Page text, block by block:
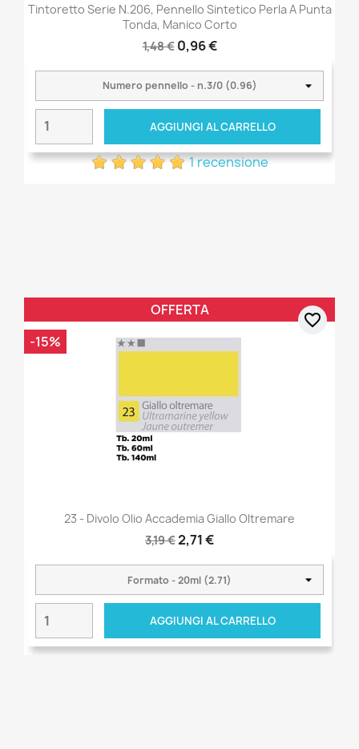
Tintoretto Serie N.206, Pennello Sintetico Perla A Punta
Tonda, Manico Corto
1,48 € 0,96 €
AGGIUNGI AL CARRELLO
1 recensione
23 - Divolo Olio Accademia Giallo Oltremare
3,19 €2,71 €
AGGIUNGI AL CARRELLO
OFFERTA
-15%
favorite_border